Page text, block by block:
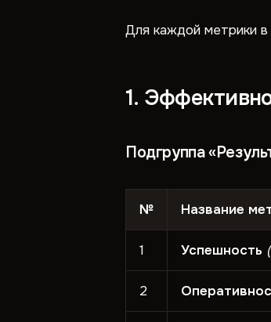
Для каждой метрики в
1.
Подгруппа
№ Название
1 Успешность
2